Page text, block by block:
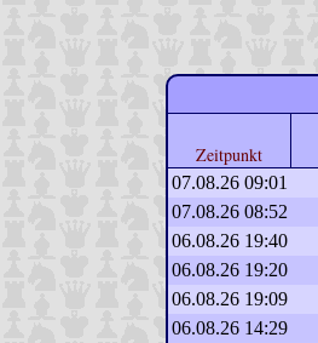
Zeitpunkt
07.08.26 09:01
07.08.26 08:52
06.08.26 19:40
06.08.26 19:20
06.08.26 19:09
06.08.26 14:29